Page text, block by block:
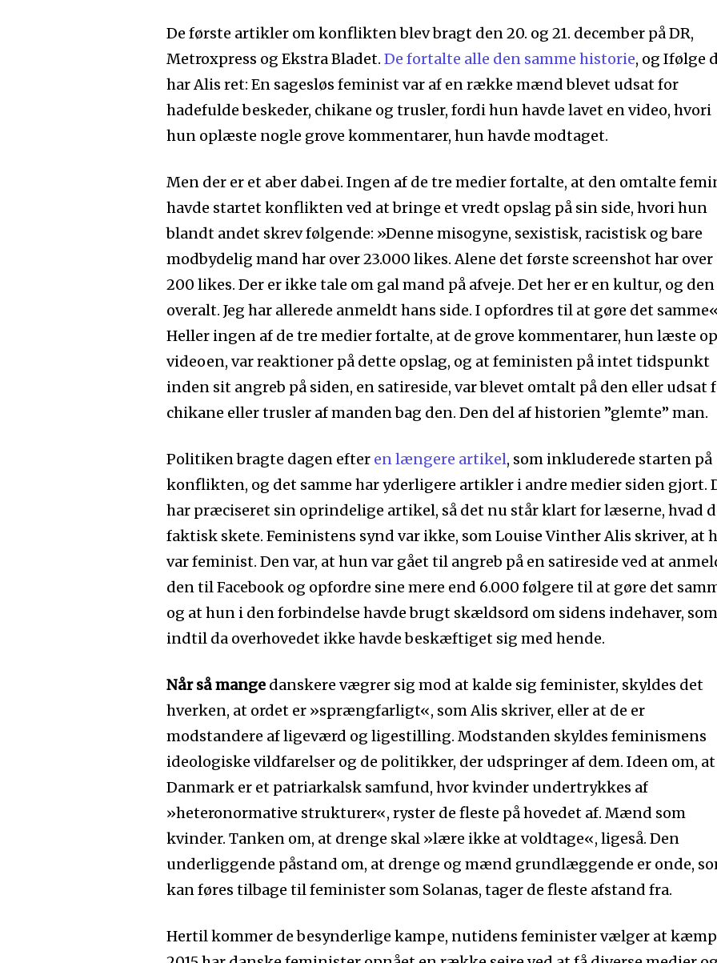
De første artikler om konflikten blev bragt den 20. og 21. december på DR,
Metroxpress og Ekstra Bladet. De fortalte alle den samme historie, og Ifølge
har Alis ret: En sagesløs feminist var af en række mænd blevet udsat for
hadefulde beskeder, chikane og trusler, fordi hun havde lavet en video, hvori
hun oplæste nogle grove kommentarer, hun havde modtaget.
Men der er et aber dabei. Ingen af de tre medier fortalte, at den omtalte
havde startet konflikten ved at bringe et vredt opslag på sin side, hvori hun
blandt andet skrev følgende: »Denne misogyne, sexistisk, racistisk og bare
modbydelig mand har over 23.000 likes. Alene det første screenshot har over
200 likes. Der er ikke tale om gal mand på afveje. Det her er en kultur, og den
overalt. Jeg har allerede anmeldt hans side. I opfordres til at gøre det
Heller ingen af de tre medier fortalte, at de grove kommentarer, hun læste
videoen, var reaktioner på dette opslag, og at feministen på intet tidspunkt
inden sit angreb på siden, en satireside, var blevet omtalt på den eller udsat
chikane eller trusler af manden bag den. Den del af historien ”glemte” man.
Politiken bragte dagen efter en længere artikel, som inkluderede starten på
konflikten, og det samme har yderligere artikler i andre medier siden gjort.
har præciseret sin oprindelige artikel, så det nu står klart for læserne, hvad
faktisk skete. Feministens synd var ikke, som Louise Vinther Alis skriver, at
var feminist. Den var, at hun var gået til angreb på en satireside ved at
den til Facebook og opfordre sine mere end 6.000 følgere til at gøre det
og at hun i den forbindelse havde brugt skældsord om sidens indehaver, som
indtil da overhovedet ikke havde beskæftiget sig med hende.
Når så mangedanskere vægrer sig mod at kalde sig feminister, skyldes det
hverken, at ordet er »sprængfarligt«, som Alis skriver, eller at de er
modstandere af ligeværd og ligestilling. Modstanden skyldes feminismens
ideologiske vildfarelser og de politikker, der udspringer af dem. Ideen om, at
Danmark er et patriarkalsk samfund, hvor kvinder undertrykkes af
»heteronormative strukturer«, ryster de fleste på hovedet af. Mænd som
kvinder. Tanken om, at drenge skal »lære ikke at voldtage«, ligeså. Den
underliggende påstand om, at drenge og mænd grundlæggende er onde,
kan føres tilbage til feminister som Solanas, tager de fleste afstand fra.
Hertil kommer de besynderlige kampe, nutidens feminister vælger at